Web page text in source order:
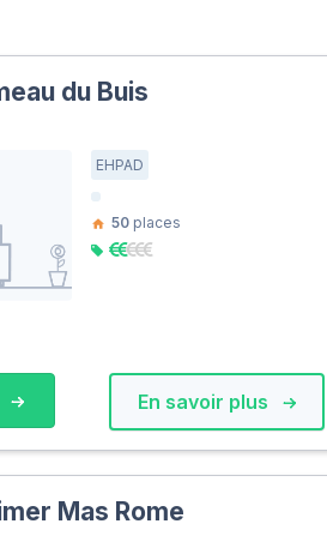
du Buis
EHPAD
50places
En savoir plus
Mas Rome